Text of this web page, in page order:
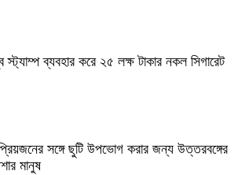
স্ট্যাম্প ব্যবহার করে ২৫ লক্ষ টাকার নকল সিগারেট
সঙ্গে ছুটি উপভোগ করার জন্য উত্তরবঙ্গের
মানুষ